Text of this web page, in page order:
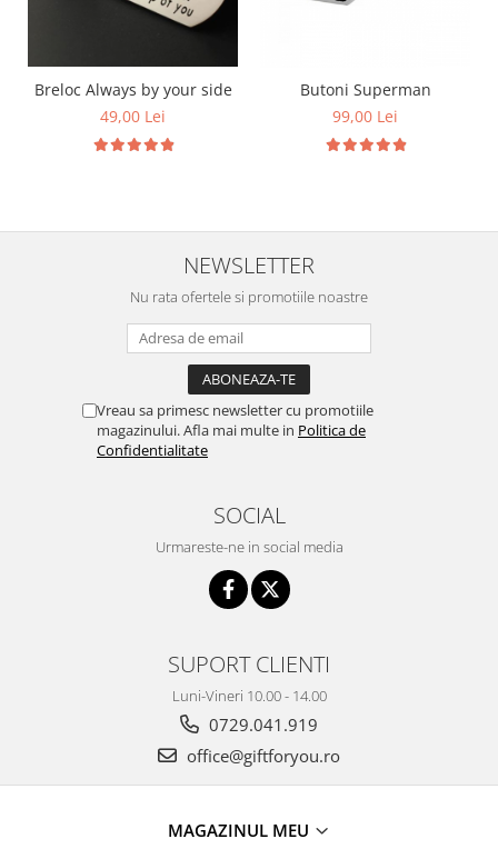
Breloc Always by your side
49,00 Lei
Butoni Superman
99,00 Lei
NEWSLETTER
Nu rata ofertele si promotiile noastre
Vreau sa primesc newsletter cu promotiile
magazinului. Afla mai multe in Politica de
Confidentialitate
SOCIAL
Urmareste-ne in social media
SUPORT CLIENTI
Luni-Vineri 10.00 - 14.00
0729.041.919
office@giftforyou.ro
MAGAZINUL MEU